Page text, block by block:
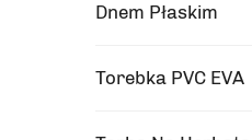
Dnem Płaskim
Torebka PVC EVA